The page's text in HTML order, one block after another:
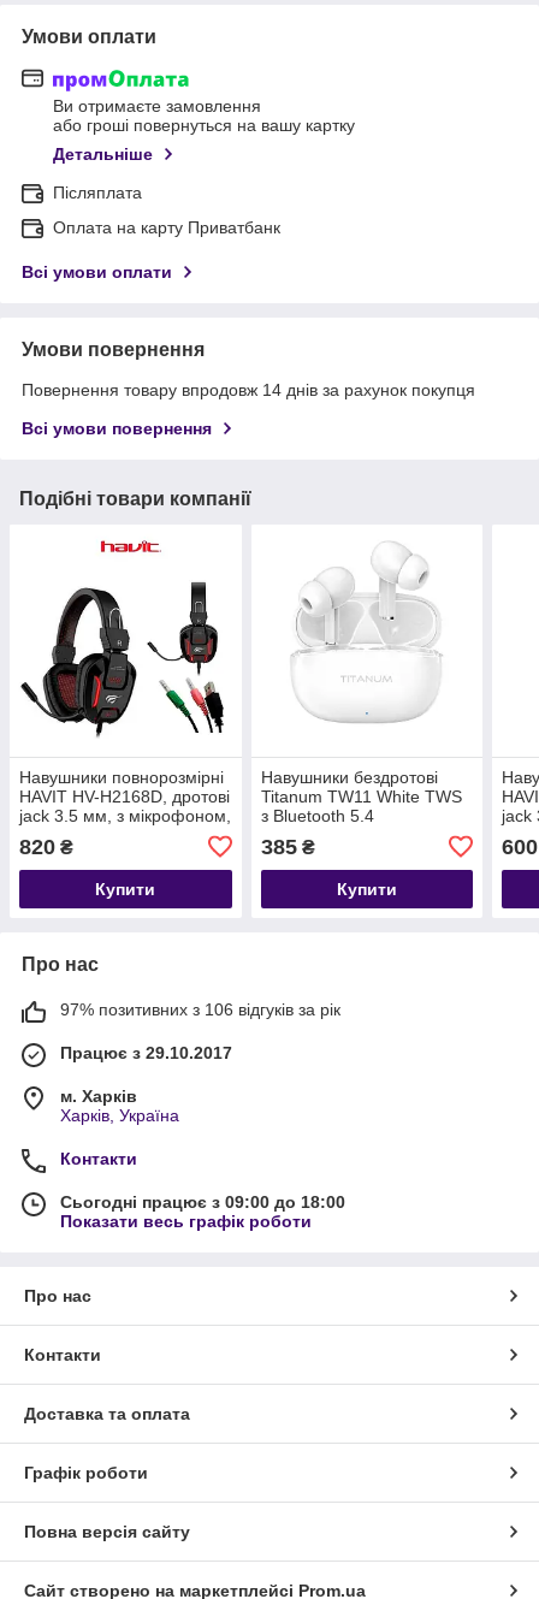
Умови оплати
Ви отримаєте замовлення
або гроші повернуться на вашу картку
Детальніше
Післяплата
Оплата на карту Приватбанк
Всі умови оплати
Умови повернення
Повернення товару впродовж 14 днів за рахунок покупця
Всі умови повернення
Подібні товари компанії
Навушники повнорозмірні
HAVIT HV-H2168D, дротові
jack 3.5 мм, з мікрофоном,
820 ₴
Купити
Навушники бездротові
Titanum TW11 White TWS
з Bluetooth 5.4
385₴
Купити
jack
600
Про нас
97% позитивних з 106 відгуків за рік
Працює з 29.10.2017
м. Харків
Харків, Україна
Контакти
Сьогодні працює з 09:00 до 18:00
Показати весь графік роботи
Про нас
Контакти
Доставка та оплата
Графік роботи
Повна версія сайту
Сайт створено на маркетплейсі Prom.ua